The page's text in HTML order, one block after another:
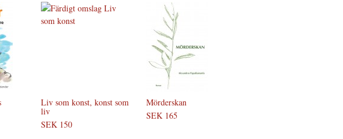
Liv som konst, konst som
liv
SEK 150
Mörderskan
SEK 165